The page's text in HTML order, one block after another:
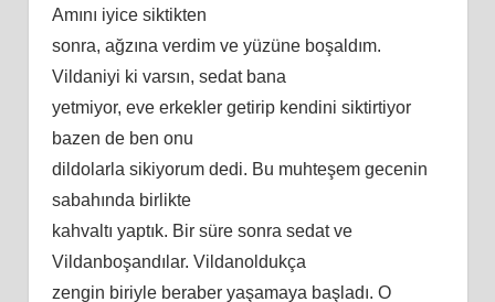
Amını iyice siktikten
sonra, ağzına verdim ve yüzüne boşaldım.
Vildaniyi ki varsın, sedat bana
yetmiyor, eve erkekler getirip kendini siktirtiyor
bazen de ben onu
dildolarla sikiyorum dedi. Bu muhteşem gecenin
sabahında birlikte
kahvaltı yaptık. Bir süre sonra sedat ve
Vildanboşandılar. Vildanoldukça
zengin biriyle beraber yaşamaya başladı. O